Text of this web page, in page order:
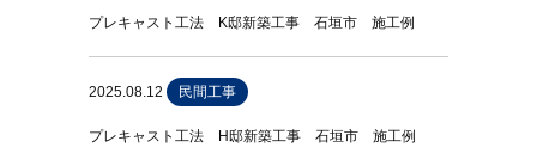
プレキャスト工法 K邸新築工事 石垣市 施工例
2025.08.12 民間工事
プレキャスト工法 H邸新築工事 石垣市 施工例